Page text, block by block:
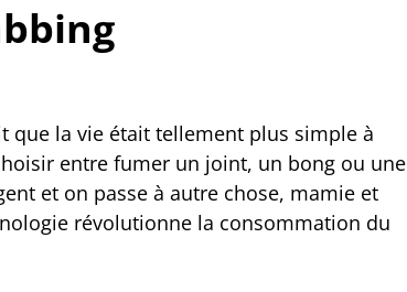
que la vie était tellement plus simple à
entre fumer un joint, un bong ou une
et on passe à autre chose, mamie et
révolutionne la consommation du